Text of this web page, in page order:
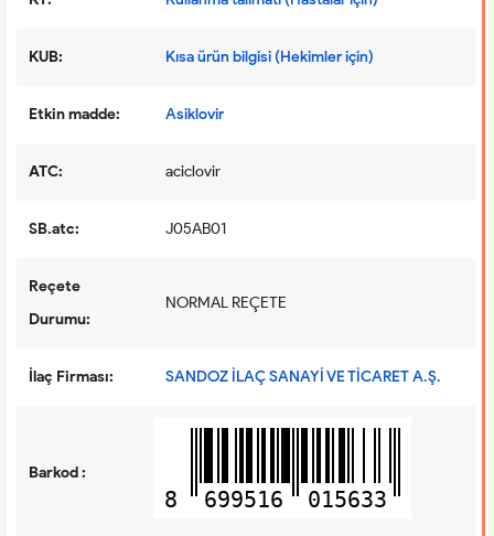
KUB: Kısa ürün bilgisi (Hekimler için)
Etkin madde: Asiklovir
ATC: aciclovir
SB.atc: J05AB01
Reçete
Durumu:
NORMAL REÇETE
İlaç Firması: SANDOZ İLAÇ SANAYİ VE TİCARET A.Ş.
Barkod :
8 699516 015633